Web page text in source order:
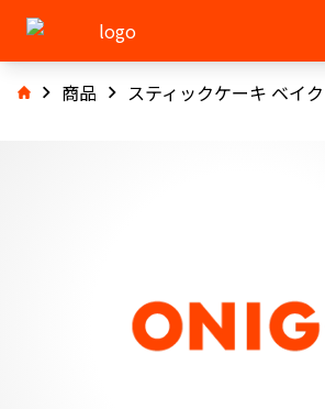
商品 スティックケーキ ベイ